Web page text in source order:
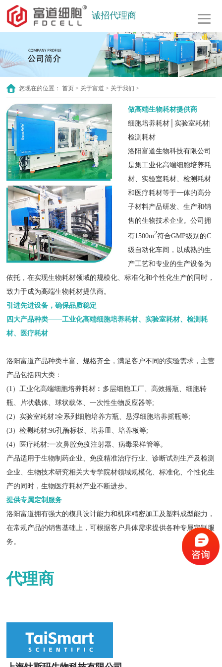
诚招代理商
您现在的位置：首页 > 关于富道 > 关于我们 >
做高端生物耗材提供商
细胞培养耗材│实验室耗材|
检测耗材
洛阳富道生物科技有限公司
是集工业化高端细胞培养耗
材、实验室耗材、检测耗材
和医疗耗材等于一体的高分
子材料产品研发、生产和销
售的生物技术企业。公司拥
有1500m2符合GMP级别的C
级自动化车间，以成熟的生
产工艺和专业的生产设备为
依托，在实现生物耗材领域的规模化、标准化和个性化生产的同时，
致力于成为高端生物耗材提供商。
引进先进设备，确保品质稳定
四大产品种类——工业化高端细胞培养耗材、实验室耗材、检测耗
材、医疗耗材
洛阳富道产品种类丰富、规格齐全，满足客户不同的实验需求，主营
产品包括四大类：
(1）工业化高端细胞培养耗材︰多层细胞工厂、高效摇瓶、细胞转
瓶、片状载体、球状载体、一次性生物反应器等;
(2）实验室耗材∶全系列细胞培养方瓶、悬浮细胞培养摇瓶等;
(3）检测耗材:96孔酶标板、培养皿、培养板等;
(4）医疗耗材:一次鼻腔免疫注射器、病毒采样管等。
产品适用于生物制药企业、免疫精准治疗行业、诊断试剂生产及检测
企业、生物技术研究相关大专学院材领域规模化、标准化、个性化生
产的同时，生物医疗耗材产业不断进步。
提供专属定制服务
洛阳富道拥有强大的模具设计能力和机床精密加工及塑料成型能力，
在常规产品的销售基础上，可根据客户具体需求提供各种专属定制服
务。
代理商